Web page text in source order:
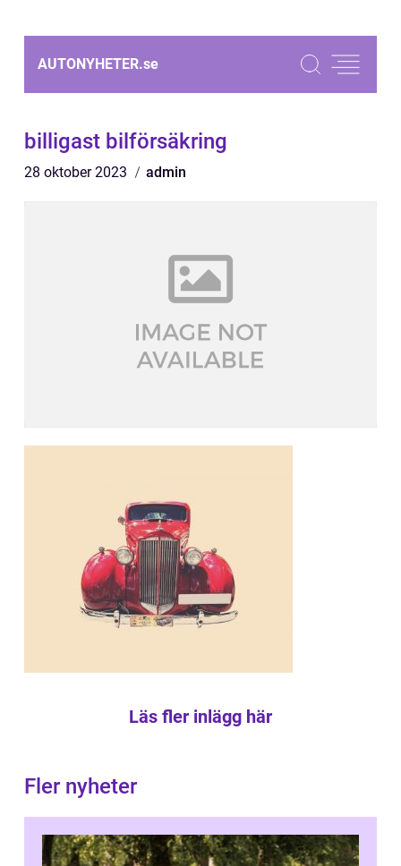
AUTONYHETER.se
billigast bilförsäkring
28 oktober 2023 admin
Läs fler inlägg här
Fler nyheter